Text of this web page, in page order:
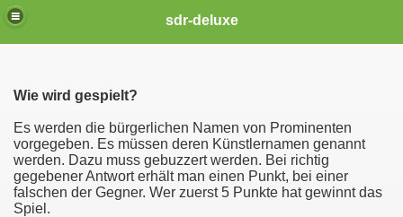
sdr-deluxe
Wie wird gespielt?
Es werden die bürgerlichen Namen von Prominenten
vorgegeben. Es müssen deren Künstlernamen genannt
werden. Dazu muss gebuzzert werden. Bei richtig
gegebener Antwort erhält man einen Punkt, bei einer
falschen der Gegner. Wer zuerst 5 Punkte hat gewinnt das
Spiel.